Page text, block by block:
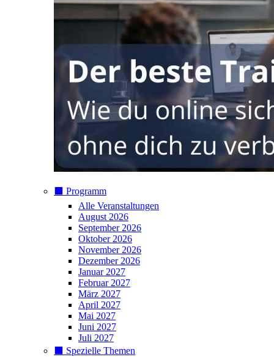
⬛️ Programm
Alle Veranstaltungen
August 2026
September 2026
Oktober 2026
November 2026
Dezember 2026
Januar 2027
Februar 2027
März 2027
April 2027
Mai 2027
Juni 2027
Juli 2027
⬛️ Spezielle Themen